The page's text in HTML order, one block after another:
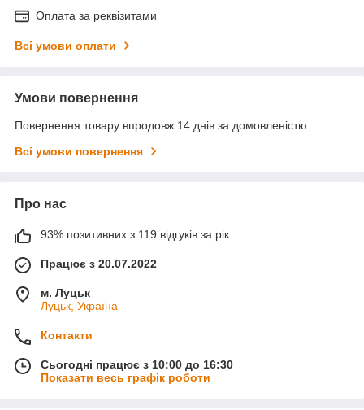
Оплата за реквізитами
Всі умови оплати
Умови повернення
Повернення товару впродовж 14 днів за домовленістю
Всі умови повернення
Про нас
93% позитивних з 119 відгуків за рік
Працює з 20.07.2022
м. Луцьк
Луцьк, Україна
Контакти
Сьогодні працює з 10:00 до 16:30
Показати весь графік роботи